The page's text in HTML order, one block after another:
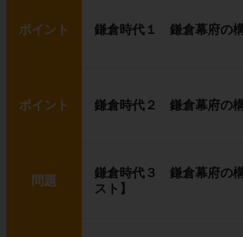
ポイント 鎌倉時代１ 鎌倉幕府の
ポイント 鎌倉時代２ 鎌倉幕府の
問題
鎌倉時代３ 鎌倉幕府の
スト】